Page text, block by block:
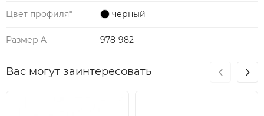
Цвет профиля* черный
Размер A 978-982
Вас могут заинтересовать ‹ ›